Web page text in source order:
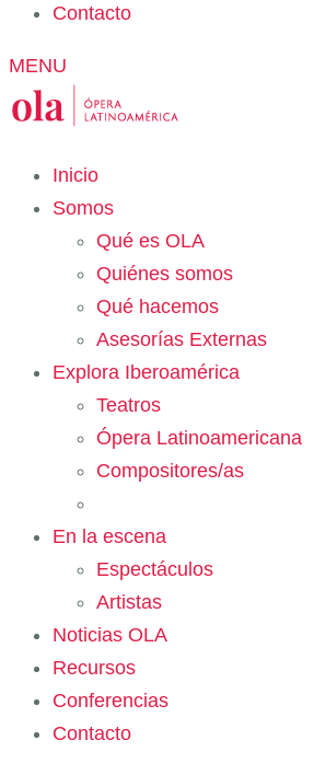
Contacto
MENU
Inicio
Somos
Qué es OLA
Quiénes somos
Qué hacemos
Asesorías Externas
Explora Iberoamérica
Teatros
Ópera Latinoamericana
Compositores/as
En la escena
Espectáculos
Artistas
Noticias OLA
Recursos
Conferencias
Contacto